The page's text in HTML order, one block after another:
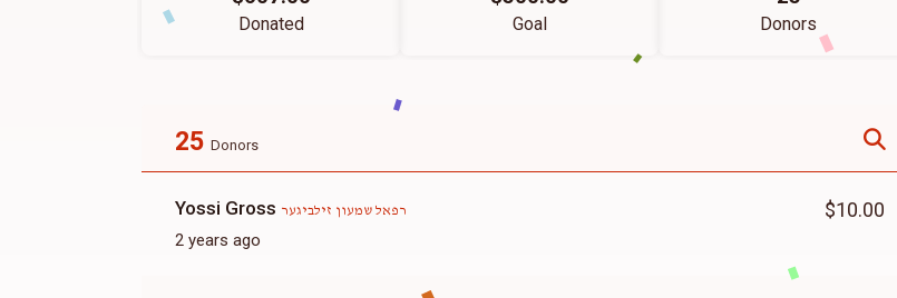
Donated Goal Donors
25 Donors
Yossi Gross רפאל שמעון זילביגער
2 years ago
$10.00